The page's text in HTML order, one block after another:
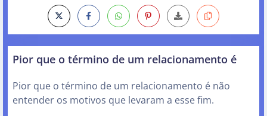
Pior que o término de um relacionamento é
Pior que o término de um relacionamento é não
entender os motivos que levaram a esse fim.